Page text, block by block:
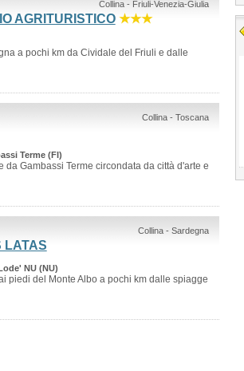
Collina - Friuli-Venezia-Giulia
AGRITURISTICO ★★★
a pochi km da Cividale del Friuli e dalle
Collina - Toscana
Terme (FI)
Gambassi Terme circondata da città d'arte e
Collina - Sardegna
LATAS
NU (NU)
piedi del Monte Albo a pochi km dalle spiagge